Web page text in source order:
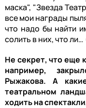
маска", "Звезда
все мои награды
что надо бы найти
солить в них, что
Не секрет, что еще
например,
Рыжакова. А
театральном
ходить на